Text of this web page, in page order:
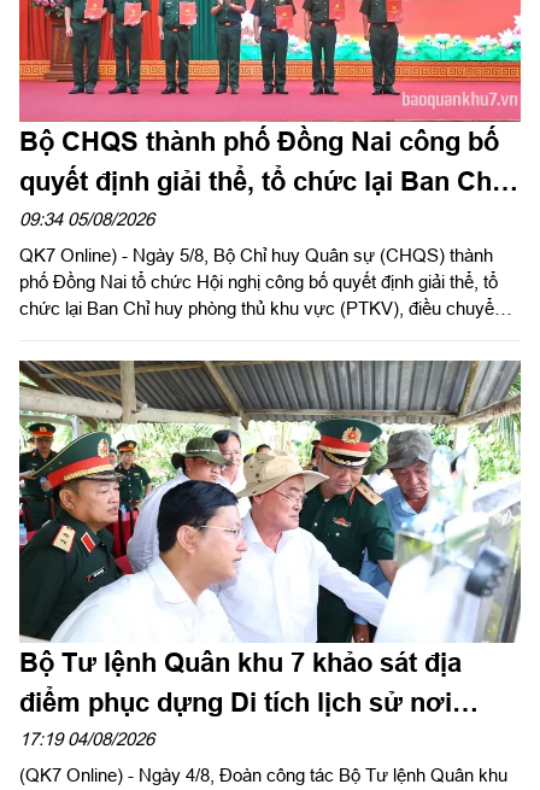
Bộ CHQS thành phố Đồng Nai công bố
quyết định giải thể, tổ chức lại Ban Chỉ
huy phòng thủ khu vực
09:34 05/08/2026
QK7 Online) - Ngày 5/8, Bộ Chỉ huy Quân sự (CHQS) thành
phố Đồng Nai tổ chức Hội nghị công bố quyết định giải thể, tổ
chức lại Ban Chỉ huy phòng thủ khu vực (PTKV), điều chuyển,
tướng Đặng Văn Lẫm, Ủy viên Thường vụ Đảng ủy, Phó Tư
lệnh Quân khu dự và chỉ đạo Hội nghị. Dự Hội nghị có đồng chí
Võ Tấn Đức, Phó Bí thư Thành ủy thành phố Đồng Nai; thủ
trưởng các cơ quan Quân khu; lãnh đạo Bộ CHQS thành phố
Đồng Nai.
Bộ Tư lệnh Quân khu 7 khảo sát địa
điểm phục dựng Di tích lịch sử nơi
thành lập Quân khu
17:19 04/08/2026
(QK7 Online) - Ngày 4/8, Đoàn công tác Bộ Tư lệnh Quân khu